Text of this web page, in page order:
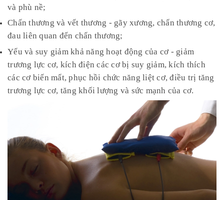
và phù nề;
Chấn thương và vết thương - gãy xương, chấn thương cơ,
đau liên quan đến chấn thương;
Yếu và suy giảm khả năng hoạt động của cơ - giảm
trương lực cơ, kích điện các cơ bị suy giảm, kích thích
các cơ biến mất, phục hồi chức năng liệt cơ, điều trị tăng
trương lực cơ, tăng khối lượng và sức mạnh của cơ.